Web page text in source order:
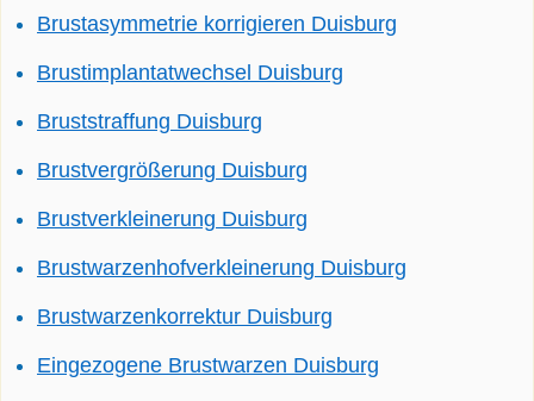
Brustasymmetrie korrigieren Duisburg
Brustimplantatwechsel Duisburg
Bruststraffung Duisburg
Brustvergrößerung Duisburg
Brustverkleinerung Duisburg
Brustwarzenhofverkleinerung Duisburg
Brustwarzenkorrektur Duisburg
Eingezogene Brustwarzen Duisburg